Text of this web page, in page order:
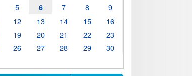
5 6 7 8
9
12 13 14 15
16
19 20 21 22
23
26 27 28 29
30